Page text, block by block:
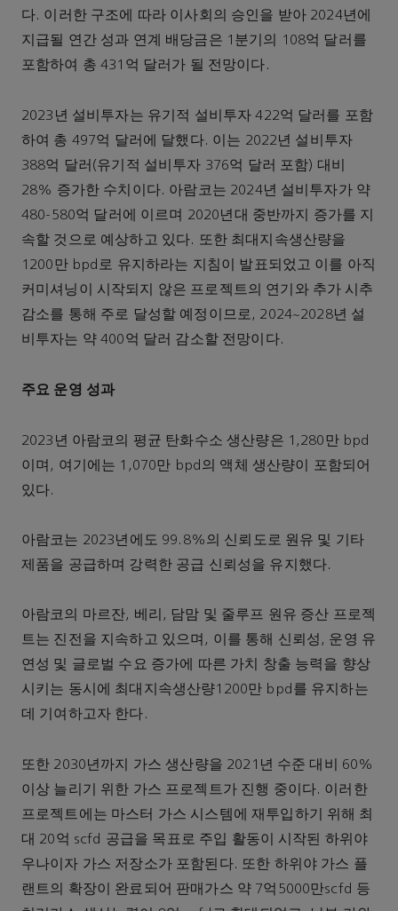
다. 이러한 구조에 따라 이사회의 승인을 받아 2024년에
지급될 연간 성과 연계 배당금은 1분기의 108억 달러를
포함하여 총 431억 달러가 될 전망이다.
2023년 설비투자는 유기적 설비투자 422억 달러를 포함
하여 총 497억 달러에 달했다. 이는 2022년 설비투자
388억 달러(유기적 설비투자 376억 달러 포함) 대비
28% 증가한 수치이다. 아람코는 2024년 설비투자가 약
480-580억 달러에 이르며 2020년대 중반까지 증가를 지
속할 것으로 예상하고 있다. 또한 최대지속생산량을
1200만 bpd로 유지하라는 지침이 발표되었고 이를 아직
커미셔닝이 시작되지 않은 프로젝트의 연기와 추가 시추
감소를 통해 주로 달성할 예정이므로, 2024~2028년 설
비투자는 약 400억 달러 감소할 전망이다.
주요 운영 성과
2023년 아람코의 평균 탄화수소 생산량은 1,280만 bpd
이며, 여기에는 1,070만 bpd의 액체 생산량이 포함되어
있다.
아람코는 2023년에도 99.8%의 신뢰도로 원유 및 기타
제품을 공급하며 강력한 공급 신뢰성을 유지했다.
아람코의 마르잔, 베리, 담맘 및 줄루프 원유 증산 프로젝
트는 진전을 지속하고 있으며, 이를 통해 신뢰성, 운영 유
연성 및 글로벌 수요 증가에 따른 가치 창출 능력을 향상
시키는 동시에 최대지속생산량1200만 bpd를 유지하는
데 기여하고자 한다.
또한 2030년까지 가스 생산량을 2021년 수준 대비 60%
이상 늘리기 위한 가스 프로젝트가 진행 중이다. 이러한
프로젝트에는 마스터 가스 시스템에 재투입하기 위해 최
대 20억 scfd 공급을 목표로 주입 활동이 시작된 하위야
우나이자 가스 저장소가 포함된다. 또한 하위야 가스 플
랜트의 확장이 완료되어 판매가스 약 7억5000만scfd 등